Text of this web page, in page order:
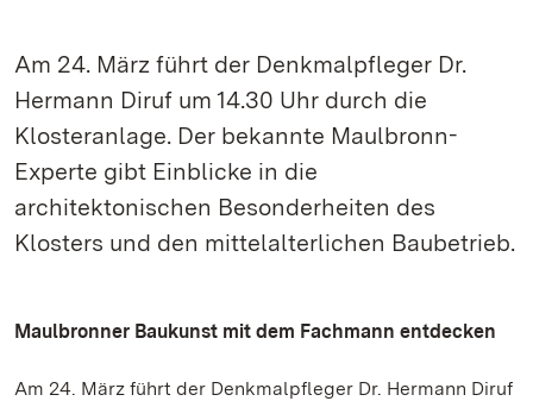
Am 24. März führt der Denkmalpfleger Dr.
Hermann Diruf um 14.30 Uhr durch die
Klosteranlage. Der bekannte Maulbronn-
Experte gibt Einblicke in die
architektonischen Besonderheiten des
Klosters und den mittelalterlichen Baubetrieb.
Maulbronner Baukunst mit dem Fachmann entdecken
Am 24. März führt der Denkmalpfleger Dr. Hermann Diruf